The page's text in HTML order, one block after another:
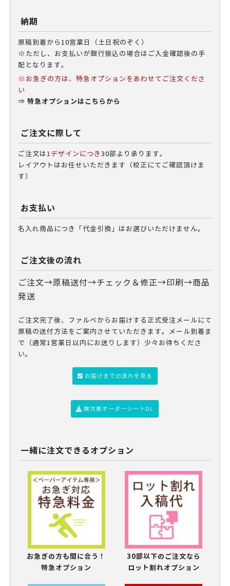
納期
原稿到着から10営業日（土日祝のぞく）
※ただし、お支払いが銀行振込の場合はご入金確認後の手
配となります。
※お急ぎの方は、特急オプションをあわせてご注文くださ
い
⇒ 特急オプションはこちらから
ご注文に際して
ご注文は1デザインにつき30部より承ります。
レイアウトはお任せいただきます（校正にてご確認頂けま
す）
お支払い
名入れ商品につき「代金引換」はお選びいただけません。
ご注文後の流れ
ご注文→原稿送付→チェック＆修正→印刷→商品
発送
ご注文完了後、ファルベからお届けする正式受注メールにて
原稿の送付方法をご案内させていただきます。メール到着ま
で（通常1営業日以内にお送りします）少々お待ちくださ
い。
お届けまでの流れを見る
席次表オーダーシートDL
一緒に注文できるオプション
お急ぎの方も間に合う！
特急オプション
30部以下のご注文なら
ロット割れオプション